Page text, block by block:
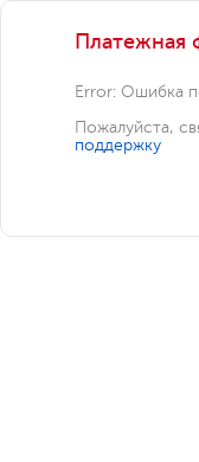
Платежная
Error: Ошибка
Пожалуйста,
поддержку